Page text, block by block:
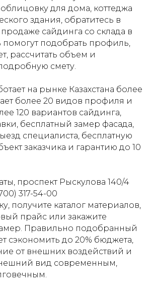
для дома, коттеджа
здания, обратитесь в
сайдинга со склада в
помогут подобрать профиль,
рассчитать объем и
смету.
на рынке Казахстана более
более 20 видов профиля и
120 вариантов сайдинга,
бесплатный замер фасада,
специалиста, бесплатную
заказчика и гарантию до 10
проспект Рыскулова 140/4
317-54-00
получите каталог материалов,
прайс или закажите
Правильно подобранный
сэкономить до 20% бюджета,
от внешних воздействий и
вид современным,